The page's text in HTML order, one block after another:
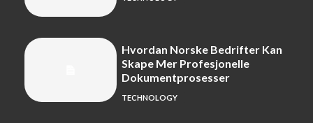
Hvordan Norske Bedrifter Kan
Skape Mer Profesjonelle
Dokumentprosesser
TECHNOLOGY